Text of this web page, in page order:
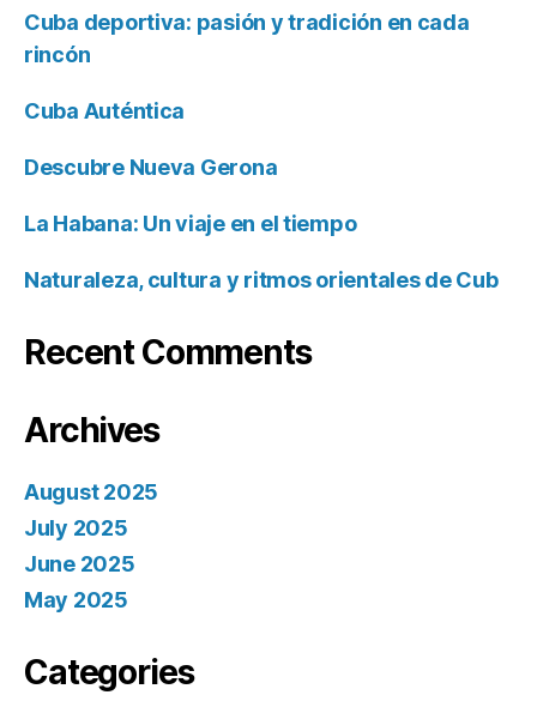
Cuba deportiva: pasión y tradición en cada
rincón
Cuba Auténtica
Descubre Nueva Gerona
La Habana: Un viaje en el tiempo
Naturaleza, cultura y ritmos orientales de Cub
Recent Comments
Archives
August 2025
July 2025
June 2025
May 2025
Categories